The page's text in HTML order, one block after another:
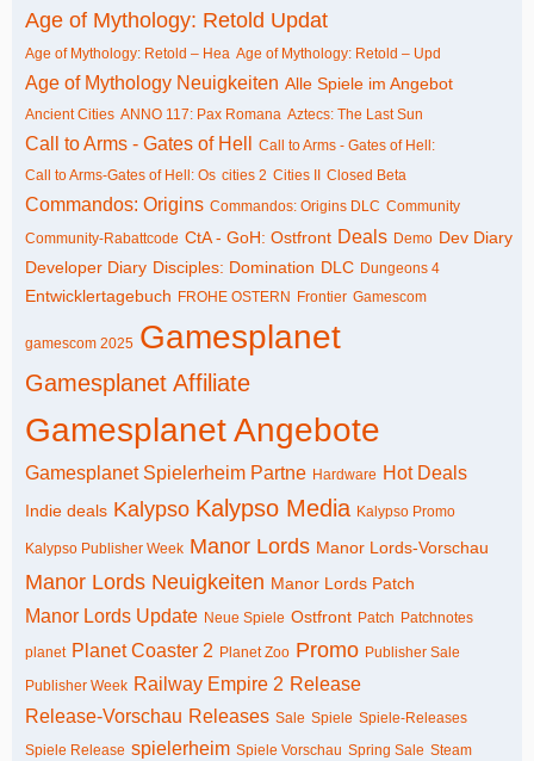
Age of Mythology: Retold Updat
Age of Mythology: Retold – Hea Age of Mythology: Retold – Upd
Age of Mythology Neuigkeiten Alle Spiele im Angebot
Ancient Cities ANNO 117: Pax Romana Aztecs: The Last Sun
Call to Arms - Gates of Hell
Call to Arms - Gates of Hell:
Call to Arms-Gates of Hell: Os cities 2 Cities II Closed Beta
Commandos: Origins Commandos: Origins DLC Community
Community-Rabattcode CtA - GoH: Ostfront Deals Demo Dev Diary
Developer Diary Disciples: Domination DLC Dungeons 4
Entwicklertagebuch FROHE OSTERN Frontier Gamescom
gamescom 2025 Gamesplanet
Gamesplanet Affiliate
Gamesplanet Angebote
Gamesplanet Spielerheim Partne Hardware Hot Deals
Indie deals Kalypso Kalypso Media Kalypso Promo
Kalypso Publisher Week Manor Lords Manor Lords-Vorschau
Manor Lords Neuigkeiten Manor Lords Patch
Manor Lords Update Neue Spiele Ostfront Patch Patchnotes
planet Planet Coaster 2 Planet Zoo Promo Publisher Sale
Publisher Week Railway Empire 2 Release
Release-Vorschau Releases Sale Spiele Spiele-Releases
Spiele Release spielerheim Spiele Vorschau Spring Sale Steam